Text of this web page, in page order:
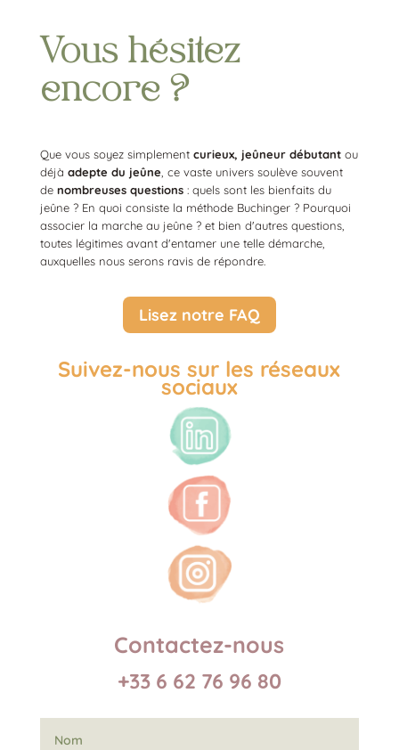
Vous hésitez
encore ?
Que vous soyez simplementcurieux, jeûneur débutantou
déjà adepte du jeûne, ce vaste univers soulève souvent
de nombreuses questions: quels sont les bienfaits du
jeûne ? En quoi consiste la méthode Buchinger ? Pourquoi
associer la marche au jeûne ? et bien d'autres questions,
toutes légitimes avant d'entamer une telle démarche,
auxquelles nous serons ravis de répondre.
Lisez notre FAQ
Suivez-nous sur les réseaux
sociaux
Contactez-nous
+33 6 62 76 96 80